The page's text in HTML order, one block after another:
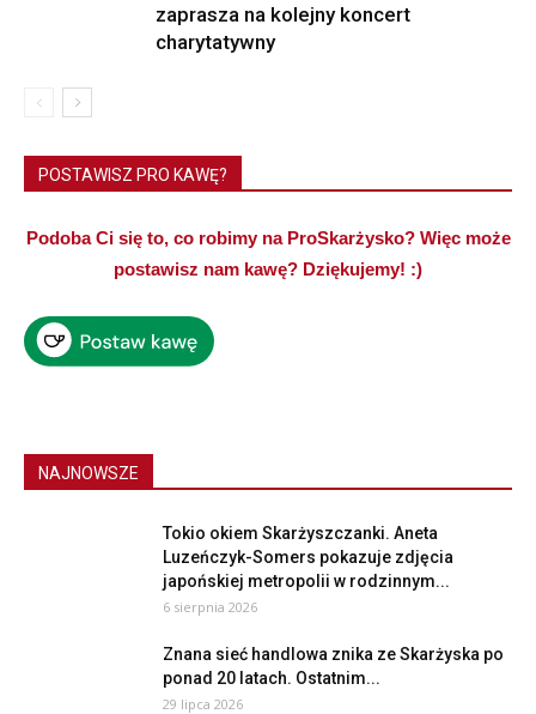
zaprasza na kolejny koncert
charytatywny
POSTAWISZ PRO KAWĘ?
Podoba Ci się to, co robimy na ProSkarżysko? Więc może
postawisz nam kawę? Dziękujemy! :)
NAJNOWSZE
Tokio okiem Skarżyszczanki. Aneta
Luzeńczyk-Somers pokazuje zdjęcia
japońskiej metropolii w rodzinnym...
6 sierpnia 2026
Znana sieć handlowa znika ze Skarżyska po
ponad 20 latach. Ostatnim...
29 lipca 2026